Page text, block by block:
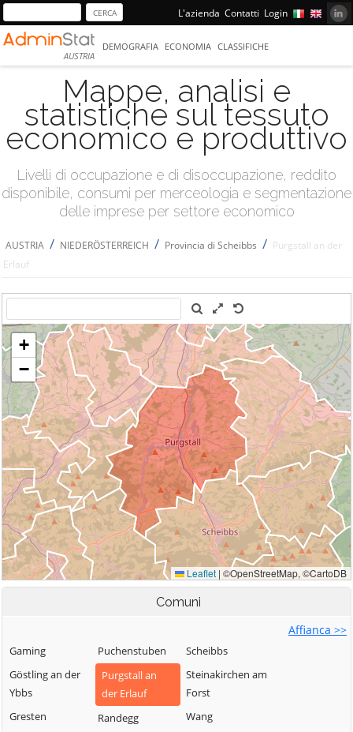
L'azienda Contatti Login
AUSTRIA
DEMOGRAFIA ECONOMIA CLASSIFICHE
Mappe, analisi e
statistiche sul tessuto
economico e produttivo
Livelli di occupazione e di disoccupazione, reddito
disponibile, consumi per merceologia e segmentazione
delle imprese per settore economico
AUSTRIA / NIEDERÖSTERREICH / Provincia di Scheibbs / Purgstall an der
Erlauf
Comuni
Affianca >>
Gaming
Göstling an der
Ybbs
Gresten
Puchenstuben
Purgstall an
der Erlauf
Randegg
Scheibbs
Steinakirchen am
Forst
Wang